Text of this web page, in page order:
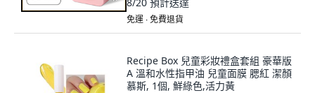
免運 ∙ 免費退貨
Recipe Box 兒童彩妝禮盒套組 豪華版
A 溫和水性指甲油 兒童面膜 腮紅 潔顏
慕斯, 1個, 鮮綠色,活力黃